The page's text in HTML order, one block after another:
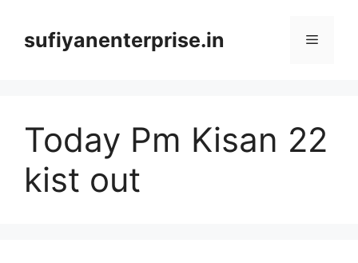
contentsufiyanenterprise.in Menu
Today Pm Kisan 22
kist out